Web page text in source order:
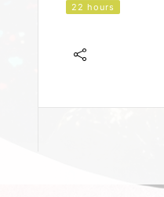
22 hours